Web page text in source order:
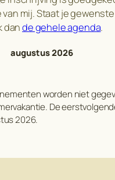
mij. Staat je
dande gehele agenda.
augustus 2026
worden niet
De
2026.